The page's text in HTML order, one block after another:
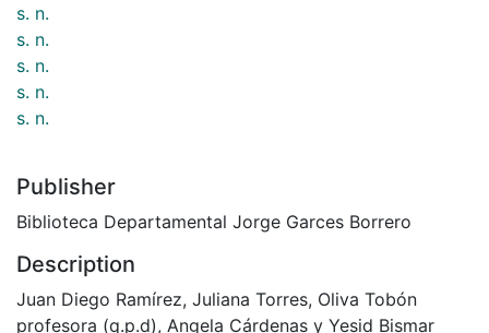
s. n.
s. n.
s. n.
s. n.
s. n.
Publisher
Biblioteca Departamental Jorge Garces Borrero
Description
Juan Diego Ramírez, Juliana Torres, Oliva Tobón
profesora (q.p.d), Angela Cárdenas y Yesid Bismar